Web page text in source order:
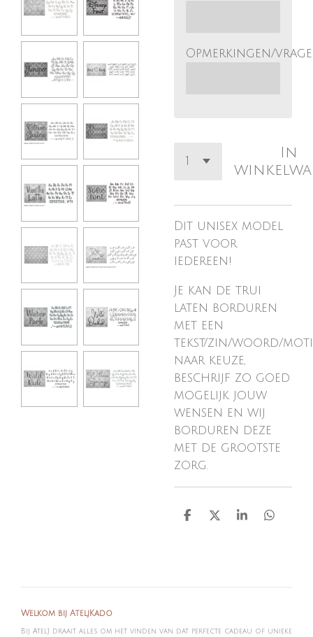
Opmerkingen/
In
Dit unisex model
past voor
iedereen!
Je kan de trui
laten borduren
met een
tekst/zin/woord/
naar keuze,
beschrijf zo goed
mogelijk jouw
wensen en wij
borduren deze
met de grootste
zorg.
D
D
S
D
Welkom bij AteljKado
Bij Atel'J draait alles om het vinden van dat perfecte cadeau of unieke